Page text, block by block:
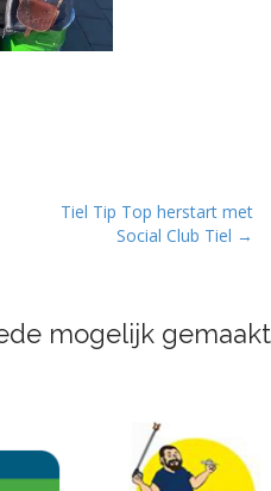
Tiel Tip Top herstart met
Social Club Tiel →
mogelijk gemaakt